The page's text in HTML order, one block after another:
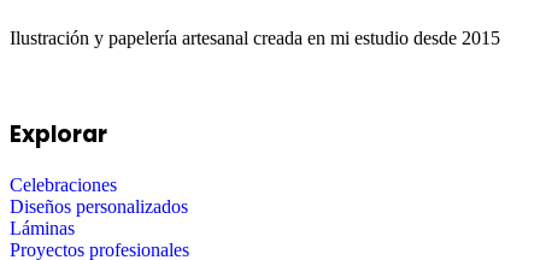
Ilustración y papelería artesanal creada en mi estudio desde 2015
Explorar
Celebraciones
Diseños personalizados
Láminas
Proyectos profesionales